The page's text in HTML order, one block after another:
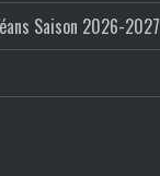
Saison 2026-2027